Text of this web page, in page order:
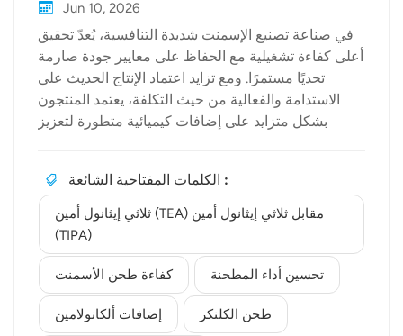
Jun 10, 2026
في صناعة تصنيع الإسمنت شديدة التنافسية، يُعدّ تحقيق
أعلى كفاءة تشغيلية مع الحفاظ على معايير جودة صارمة
تحديًا مستمرًا. ومع تزايد اعتماد الإنتاج الحديث على
الاستدامة والفعالية من حيث التكلفة، يعتمد المنتجون
بشكل متزايد على إضافات كيميائية متطورة لتعزيز
فإن النقاش النهائي غالباً ما ينحصر في ثلاثي إيثانول أمين
(TEA) مقابل تيبا (تري إيزوبروبانولامين)كلا المادتين
المضافتين تُعدّان مساعدات طحن ممتازة، لكن فهم
سلوكهما الكيميائي المختلف هو المفتاح لتحقيق نتائج
حقيقية. تحسين أداء المطحنة. الاختلافات الأساسية: القوة
المبكرة مقابل القوة المتأخرةيعتمد الاختيار بين TEA و
TIPA إلى حد كبير على أهداف الأداء المحددة لمصنع
الكلمات المفتاحية الشائعة :
ثلاثي إيثانول أمين (TEA) مقابل ثلاثي إيثانول أمين
(TIPA)
كفاءة طحن الأسمنت تحسين أداء المطحنة
إضافات ألكانولامين طحن الكلنكر